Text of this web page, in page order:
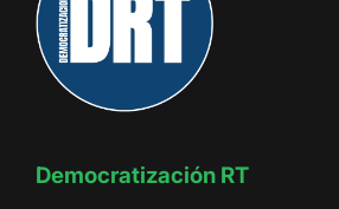
Democratización RT